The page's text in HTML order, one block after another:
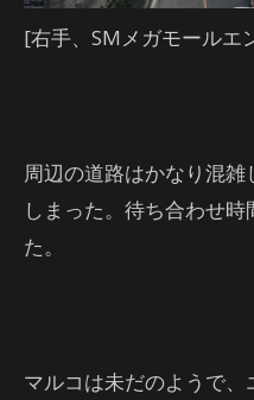
[右手、SMメガモールエ
周辺の道路はかなり混
しまった。待ち合わせ
た。
マルコは未だのようで